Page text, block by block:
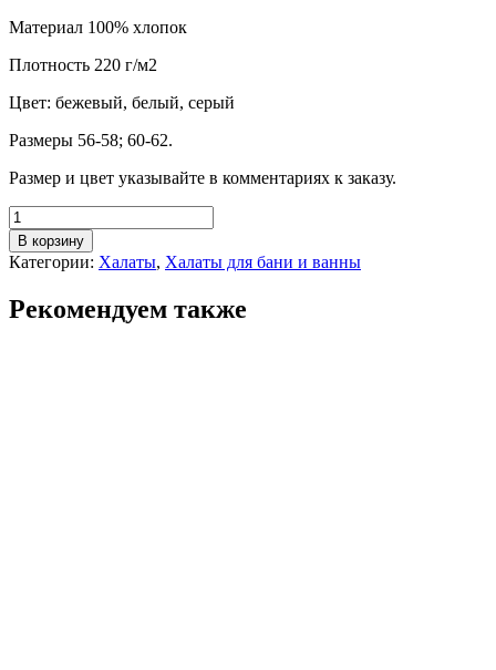
Материал 100% хлопок
Плотность 220 г/м2
Цвет: бежевый, белый, серый
Размеры 56-58; 60-62.
Размер и цвет указывайте в комментариях к заказу.
Количество
товара
Халат
мужской
люкс
В корзину
Категории: Халаты, Халаты для бани и ванны
Рекомендуем также